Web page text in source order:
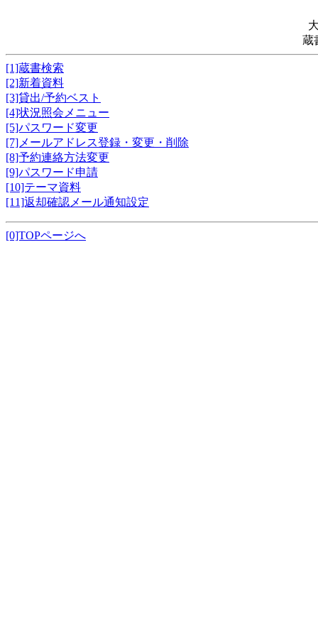
蔵
[1]蔵書検索
[2]新着資料
[3]貸出/予約ベスト
[4]状況照会メニュー
[5]パスワード変更
[7]メールアドレス登録・変更・削除
[8]予約連絡方法変更
[9]パスワード申請
[10]テーマ資料
[11]返却確認メール通知設定
[0]TOPページへ